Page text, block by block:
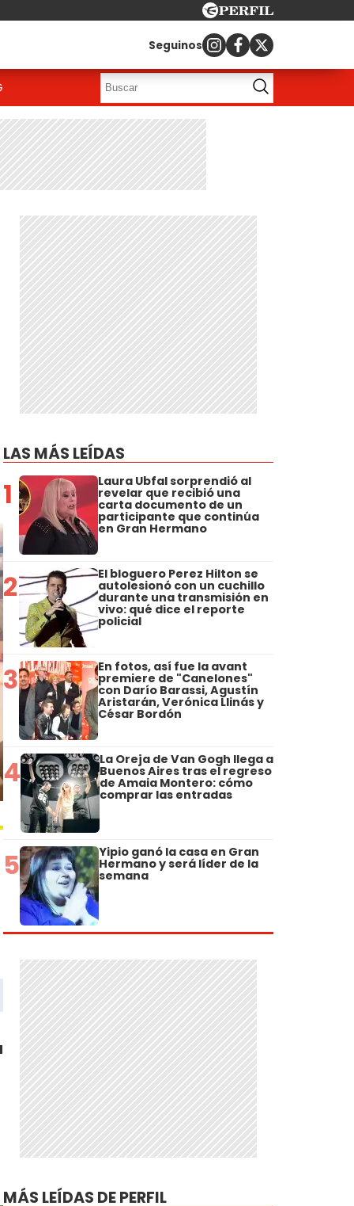
Seguinos
LAS MÁS LEÍDAS
1 Laura Ubfal sorprendió al
revelar que recibió una
carta documento de un
participante que continúa
en Gran Hermano
2 El bloguero Perez Hilton se
autolesionó con un cuchillo
durante una transmisión en
vivo: qué dice el reporte
policial
3 En fotos, así fue la avant
premiere de "Canelones"
con Darío Barassi, Agustín
Aristarán, Verónica Llinás y
César Bordón
4 La Oreja de Van Gogh llega a
Buenos Aires tras el regreso
de Amaia Montero: cómo
comprar las entradas
5 Yipio ganó la casa en Gran
Hermano y será líder de la
semana
MÁS LEÍDAS DE PERFIL